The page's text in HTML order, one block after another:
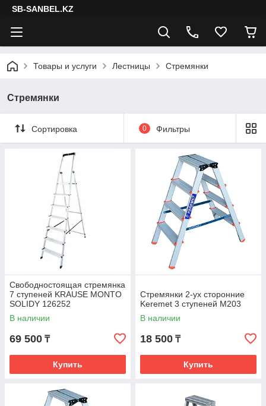
SB-SANBEL.KZ
Товары и услуги Лестницы Стремянки
Стремянки
Сортировка 0 Фильтры
Свободностоящая стремянка
7 ступеней KRAUSE MONTO
SOLIDY 126252
В наличии
69 500 ₸
Купить
Стремянки 2-ух сторонние
Keremet 3 ступеней М203
В наличии
18 500 ₸
Купить